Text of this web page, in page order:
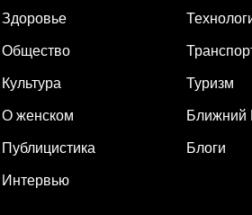
Здоровье
Общество
Культура Туризм
О женском Ближний
Публицистика Блоги
Интервью